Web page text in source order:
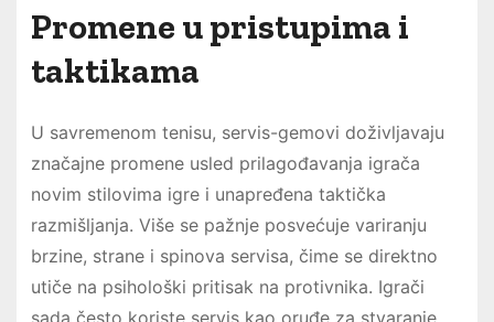
Promene u pristupima i
taktikama
U savremenom tenisu, servis-gemovi doživljavaju
značajne promene usled prilagođavanja igrača
novim stilovima igre i unapređena taktička
razmišljanja. Više se pažnje posvećuje variranju
brzine, strane i spinova servisa, čime se direktno
utiče na psihološki pritisak na protivnika. Igrači